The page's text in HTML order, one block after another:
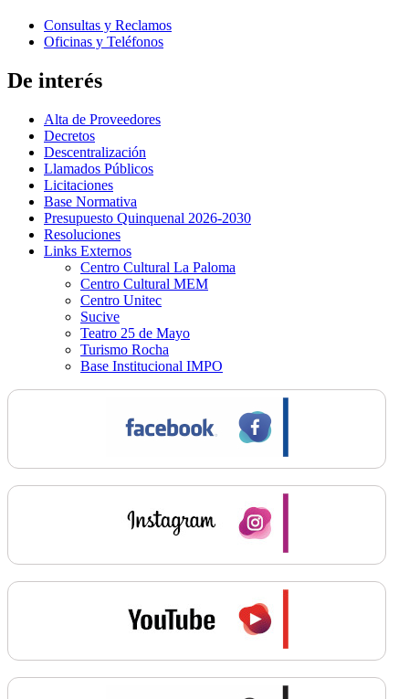
Consultas y Reclamos
Oficinas y Teléfonos
De interés
Alta de Proveedores
Decretos
Descentralización
Llamados Públicos
Licitaciones
Base Normativa
Presupuesto Quinquenal 2026-2030
Resoluciones
Links Externos
Centro Cultural La Paloma
Centro Cultural MEM
Centro Unitec
Sucive
Teatro 25 de Mayo
Turismo Rocha
Base Institucional IMPO